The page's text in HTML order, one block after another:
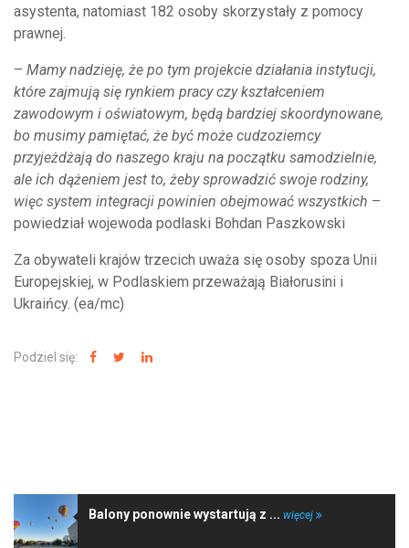
asystenta, natomiast 182 osoby skorzystały z pomocy
prawnej.
– Mamy nadzieję, że po tym projekcie działania instytucji,
które zajmują się rynkiem pracy czy kształceniem
zawodowym i oświatowym, będą bardziej skoordynowane,
bo musimy pamiętać, że być może cudzoziemcy
przyjeżdżają do naszego kraju na początku samodzielnie,
ale ich dążeniem jest to, żeby sprowadzić swoje rodziny,
więc system integracji powinien obejmować wszystkich –
powiedział wojewoda podlaski Bohdan Paszkowski
Za obywateli krajów trzecich uważa się osoby spoza Unii
Europejskiej, w Podlaskiem przeważają Białorusini i
Ukraińcy. (ea/mc)
Podziel się:
Balony ponownie wystartują z ... więcej